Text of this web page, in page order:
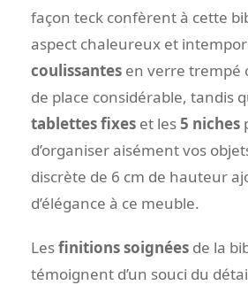
façon teck confèrent à cette
aspect chaleureux et
coulissantes en verre trempé
de place considérable, tandis
tablettes fixes et les5 niches
d’organiser aisément vos
discrète de 6 cm de hauteur
d’élégance à ce meuble.
Lesfinitions soignées de la
témoignent d’un souci du